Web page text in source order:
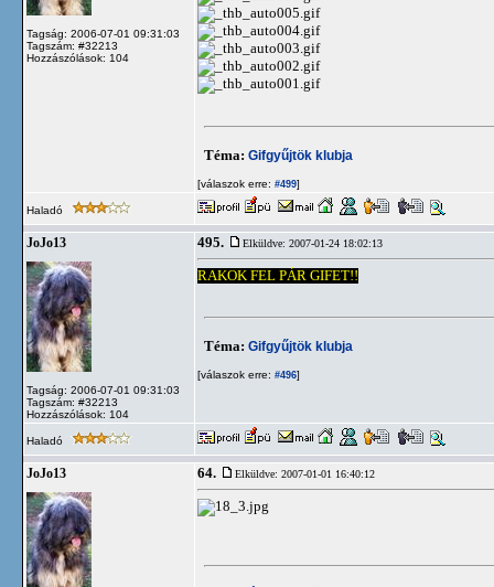
Tagság: 2006-07-01 09:31:03
Tagszám: #32213
Hozzászólások: 104
Téma: Gifgyűjtök klubja
[válaszok erre: #499]
Haladó
JoJo13
Tagság: 2006-07-01 09:31:03
Tagszám: #32213
Hozzászólások: 104
495. Elküldve: 2007-01-24 18:02:13
RAKOK FEL PÁR GIFET!!
Téma: Gifgyűjtök klubja
[válaszok erre: #496]
Haladó
JoJo13 64. Elküldve: 2007-01-01 16:40:12